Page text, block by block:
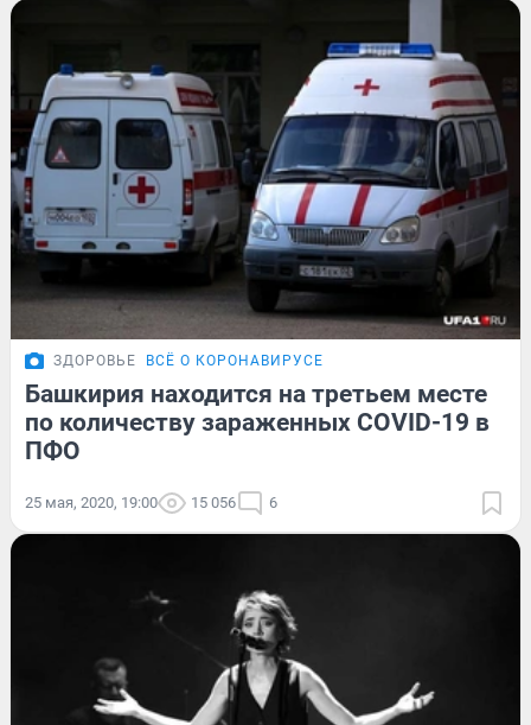
ЗДОРОВЬЕ ВСЁ О КОРОНАВИРУСЕ
Башкирия находится на третьем месте
по количеству зараженных COVID-19 в
ПФО
25 мая, 2020, 19:00 15 056 6